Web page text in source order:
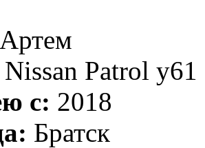
Артем
Nissan Patrol
с: 2018
Братск